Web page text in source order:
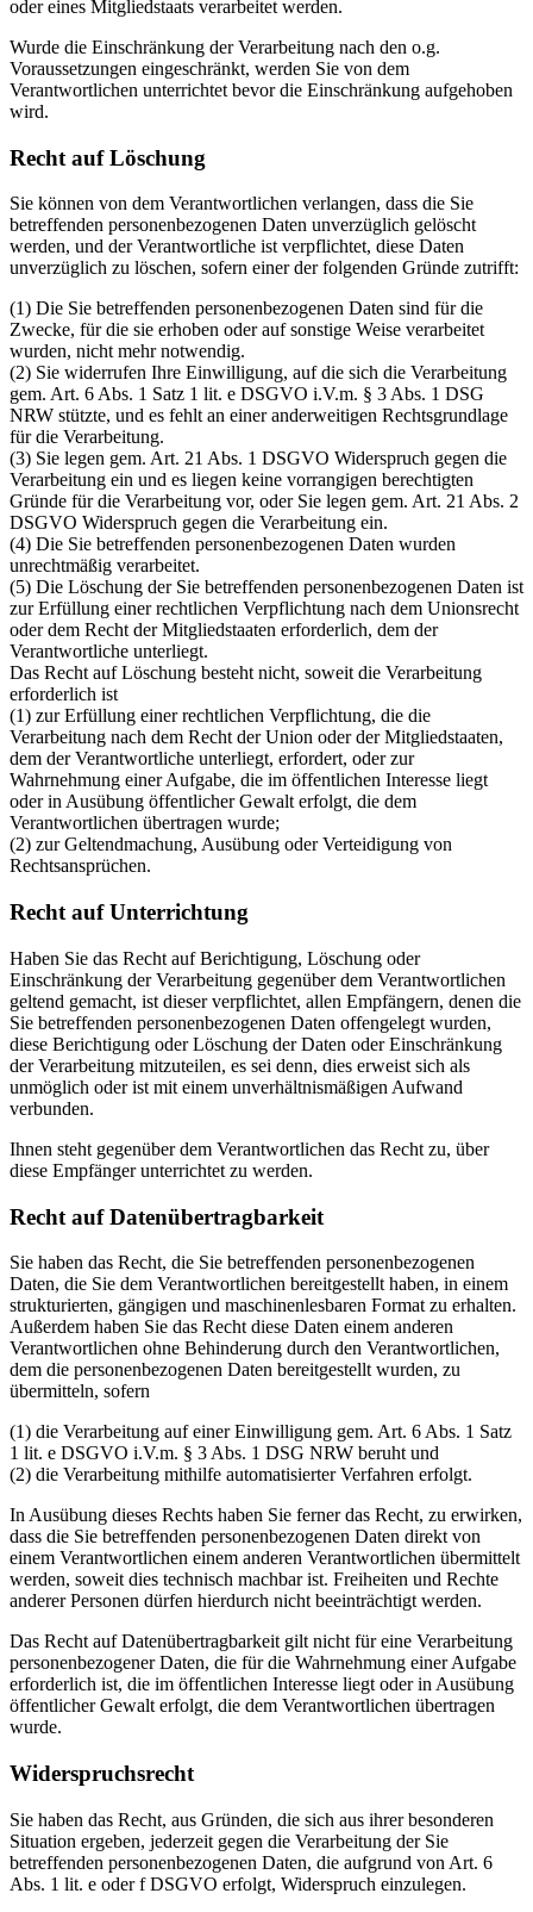
oder eines Mitgliedstaats verarbeitet werden.
Wurde die Einschränkung der Verarbeitung nach den o.g.
Voraussetzungen eingeschränkt, werden Sie von dem
Verantwortlichen unterrichtet bevor die Einschränkung aufgehoben
wird.
Recht auf Löschung
Sie können von dem Verantwortlichen verlangen, dass die Sie
betreffenden personenbezogenen Daten unverzüglich gelöscht
werden, und der Verantwortliche ist verpflichtet, diese Daten
unverzüglich zu löschen, sofern einer der folgenden Gründe zutrifft:
(1) Die Sie betreffenden personenbezogenen Daten sind für die
Zwecke, für die sie erhoben oder auf sonstige Weise verarbeitet
wurden, nicht mehr notwendig.
(2) Sie widerrufen Ihre Einwilligung, auf die sich die Verarbeitung
gem. Art. 6 Abs. 1 Satz 1 lit. e DSGVO i.V.m. § 3 Abs. 1 DSG
NRW stützte, und es fehlt an einer anderweitigen Rechtsgrundlage
für die Verarbeitung.
(3) Sie legen gem. Art. 21 Abs. 1 DSGVO Widerspruch gegen die
Verarbeitung ein und es liegen keine vorrangigen berechtigten
Gründe für die Verarbeitung vor, oder Sie legen gem. Art. 21 Abs. 2
DSGVO Widerspruch gegen die Verarbeitung ein.
(4) Die Sie betreffenden personenbezogenen Daten wurden
unrechtmäßig verarbeitet.
(5) Die Löschung der Sie betreffenden personenbezogenen Daten ist
zur Erfüllung einer rechtlichen Verpflichtung nach dem Unionsrecht
oder dem Recht der Mitgliedstaaten erforderlich, dem der
Verantwortliche unterliegt.
Das Recht auf Löschung besteht nicht, soweit die Verarbeitung
erforderlich ist
(1) zur Erfüllung einer rechtlichen Verpflichtung, die die
Verarbeitung nach dem Recht der Union oder der Mitgliedstaaten,
dem der Verantwortliche unterliegt, erfordert, oder zur
Wahrnehmung einer Aufgabe, die im öffentlichen Interesse liegt
oder in Ausübung öffentlicher Gewalt erfolgt, die dem
Verantwortlichen übertragen wurde;
(2) zur Geltendmachung, Ausübung oder Verteidigung von
Rechtsansprüchen.
Recht auf Unterrichtung
Haben Sie das Recht auf Berichtigung, Löschung oder
Einschränkung der Verarbeitung gegenüber dem Verantwortlichen
geltend gemacht, ist dieser verpflichtet, allen Empfängern, denen die
Sie betreffenden personenbezogenen Daten offengelegt wurden,
diese Berichtigung oder Löschung der Daten oder Einschränkung
der Verarbeitung mitzuteilen, es sei denn, dies erweist sich als
unmöglich oder ist mit einem unverhältnismäßigen Aufwand
verbunden.
Ihnen steht gegenüber dem Verantwortlichen das Recht zu, über
diese Empfänger unterrichtet zu werden.
Recht auf Datenübertragbarkeit
Sie haben das Recht, die Sie betreffenden personenbezogenen
Daten, die Sie dem Verantwortlichen bereitgestellt haben, in einem
strukturierten, gängigen und maschinenlesbaren Format zu erhalten.
Außerdem haben Sie das Recht diese Daten einem anderen
Verantwortlichen ohne Behinderung durch den Verantwortlichen,
dem die personenbezogenen Daten bereitgestellt wurden, zu
übermitteln, sofern
(1) die Verarbeitung auf einer Einwilligung gem. Art. 6 Abs. 1 Satz
1 lit. e DSGVO i.V.m. § 3 Abs. 1 DSG NRW beruht und
(2) die Verarbeitung mithilfe automatisierter Verfahren erfolgt.
In Ausübung dieses Rechts haben Sie ferner das Recht, zu erwirken,
dass die Sie betreffenden personenbezogenen Daten direkt von
einem Verantwortlichen einem anderen Verantwortlichen übermittelt
werden, soweit dies technisch machbar ist. Freiheiten und Rechte
anderer Personen dürfen hierdurch nicht beeinträchtigt werden.
Das Recht auf Datenübertragbarkeit gilt nicht für eine Verarbeitung
personenbezogener Daten, die für die Wahrnehmung einer Aufgabe
erforderlich ist, die im öffentlichen Interesse liegt oder in Ausübung
öffentlicher Gewalt erfolgt, die dem Verantwortlichen übertragen
wurde.
Widerspruchsrecht
Sie haben das Recht, aus Gründen, die sich aus ihrer besonderen
Situation ergeben, jederzeit gegen die Verarbeitung der Sie
betreffenden personenbezogenen Daten, die aufgrund von Art. 6
Abs. 1 lit. e oder f DSGVO erfolgt, Widerspruch einzulegen.